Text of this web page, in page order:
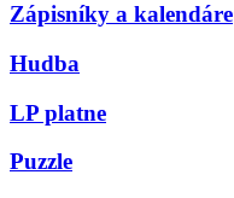
Zápisníky a kalendáre
Hudba
LP platne
Puzzle